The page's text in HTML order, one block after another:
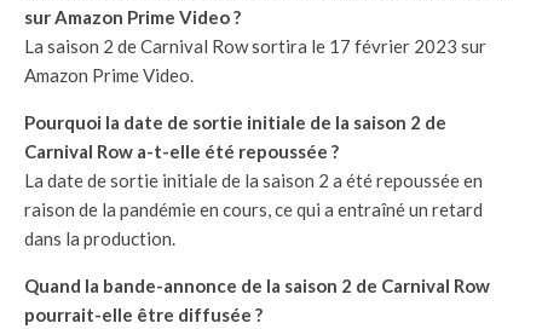
sur Amazon Prime Video ?
La saison 2 de Carnival Row sortira le 17 février 2023 sur
Amazon Prime Video.
Pourquoi la date de sortie initiale de la saison 2 de
Carnival Row a-t-elle été repoussée ?
La date de sortie initiale de la saison 2 a été repoussée en
raison de la pandémie en cours, ce qui a entraîné un retard
dans la production.
Quand la bande-annonce de la saison 2 de Carnival Row
pourrait-elle être diffusée ?